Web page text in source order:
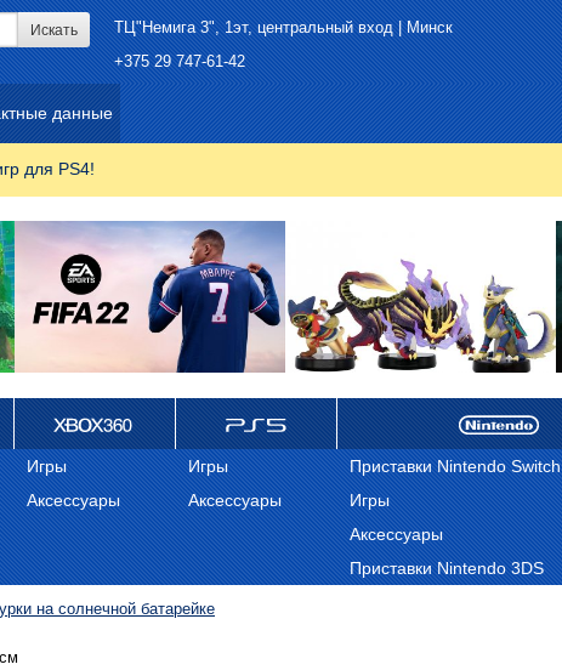
ТЦ"Немига 3", 1эт, центральный вход | Минск
+375 29 747-61-42
данные
для PS4!
Xbox 360
Игры
Аксессуары
ps 5
Игры
Аксессуары
Nintendo
Приставки Nintendo Switch
Игры
Аксессуары
Приставки Nintendo 3DS
на солнечной батарейке